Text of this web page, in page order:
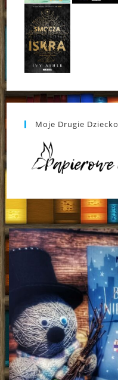
Moje Drugie Dziecko